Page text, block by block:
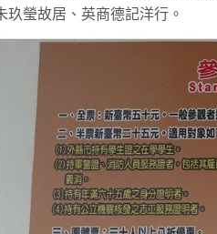
玖瑩故居、英商德記洋行。